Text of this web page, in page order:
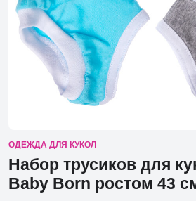
ОДЕЖДА ДЛЯ КУКОЛ
Набор трусиков для
Baby Born ростом 43